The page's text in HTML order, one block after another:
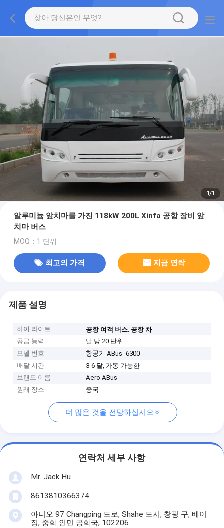
1/1
알루미늄 앞치마를 가진 118kW 200L Xinfa 공항 장비 앞
치마 버스
MOQ：1 단위
최고의 가격 지금 연락
제품 설명
하이 라이트 공항 여객 버스, 공항 차
공급 능력
달 당 20 단위
모델 번호
항공기 ABus- 6300
배달 시간
3-6 달, 가동 가능한
브랜드 이름
Aero ABus
원래 장소
중국
더 많은 것을 전망하십시오
연락처 세부 사항
Mr. Jack Hu
8613810366374
아니오 97 Changping 도로, Shahe 도시, 창핑 구, 베이
징, 중화 인민 공화국, 102206